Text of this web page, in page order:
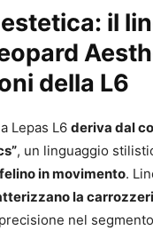
il
della L6
Lepas L6 deriva dal
, un linguaggio
in movimento.
la
nel